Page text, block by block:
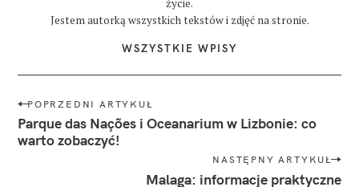
życie.
Jestem autorką wszystkich tekstów i zdjęć na stronie.
WSZYSTKIE WPISY
N
a
w
POPRZEDNI ARTYKUŁ
Parque das Nações i Oceanarium w Lizbonie: co
warto zobaczyć!
NASTĘPNY ARTYKUŁ
Malaga: informacje praktyczne